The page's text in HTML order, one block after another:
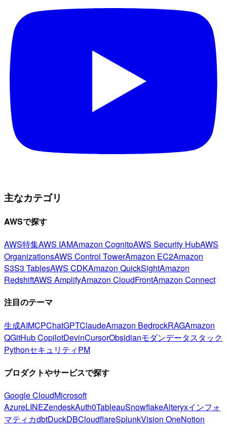
主なカテゴリ
AWSで探す
AWS特集AWS IAMAmazon CognitoAWS Security HubAWS
OrganizationsAWS Control TowerAmazon EC2Amazon
S3S3 TablesAWS CDKAmazon QuickSightAmazon
RedshiftAWS AmplifyAmazon CloudFrontAmazon Connect
注目のテーマ
生成AIMCPChatGPTClaudeAmazon BedrockRAGAmazon
QGitHub CopilotDevinCursorObsidianモダンデータスタック
PythonセキュリティPM
プロダクトやサービスで探す
Google CloudMicrosoft
AzureLINEZendeskAuth0TableauSnowflakeAlteryxインフォ
マティカdbtDuckDBCloudflareSplunkVision OneNotion